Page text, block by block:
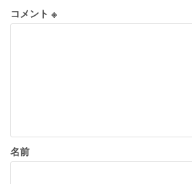
シ
コメント ※
名前